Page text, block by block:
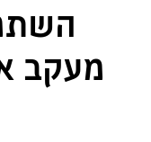
מעקב